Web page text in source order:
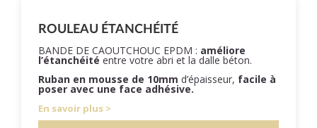
ROULEAU ÉTANCHÉITÉ
BANDE DE CAOUTCHOUC EPDM : améliore
l’étanchéité entre votre abri et la dalle béton.
Ruban en mousse de 10mm d’épaisseur, facile à
poser avec une face adhésive.
En savoir plus